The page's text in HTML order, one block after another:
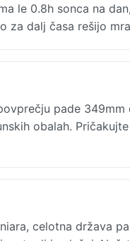
le 0.8h sonca na
za dalj časa rešijo
pade 349mm
obalah.
celotna država